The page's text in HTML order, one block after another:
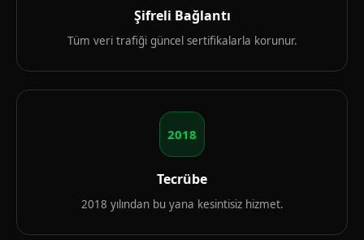
Şifreli Bağlantı
Tüm veri trafiği güncel sertifikalarla korunur.
2018
Tecrübe
2018 yılından bu yana kesintisiz hizmet.